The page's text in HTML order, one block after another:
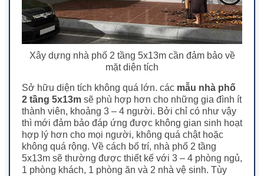
Xây dựng nhà phố 2 tầng 5x13m cần đảm bảo về
mặt diện tích
Sở hữu diện tích không quá lớn. các mẫu nhà phố
2 tầng 5x13m sẽ phù hợp hơn cho những gia đình ít
thành viên, khoảng 3 – 4 người. Bởi chỉ có như vậy
thì mới đảm bảo đáp ứng được không gian sinh hoạt
hợp lý hơn cho mọi người, không quá chật hoặc
không quá rộng. Về cách bố trí, nhà phố 2 tầng
5x13m sẽ thường được thiết kế với 3 – 4 phòng ngủ,
1 phòng khách, 1 phòng ăn và 2 nhà vệ sinh. Tùy